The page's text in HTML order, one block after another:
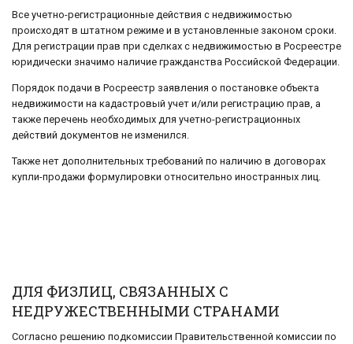
Все учетно-регистрационные действия с недвижимостью
происходят в штатном режиме и в установленные законом сроки.
Для регистрации прав при сделках с недвижимостью в Росреестре
юридически значимо наличие гражданства Российской Федерации.
Порядок подачи в Росреестр заявления о постановке объекта
недвижимости на кадастровый учет и/или регистрацию прав, а
также перечень необходимых для учетно-регистрационных
действий документов не изменился.
Также нет дополнительных требований по наличию в договорах
купли-продажи формулировки относительно иностранных лиц.
ДЛЯ ФИЗЛИЦ, СВЯЗАННЫХ С
НЕДРУЖЕСТВЕННЫМИ СТРАНАМИ
Согласно решению подкомиссии Правительственной комиссии по